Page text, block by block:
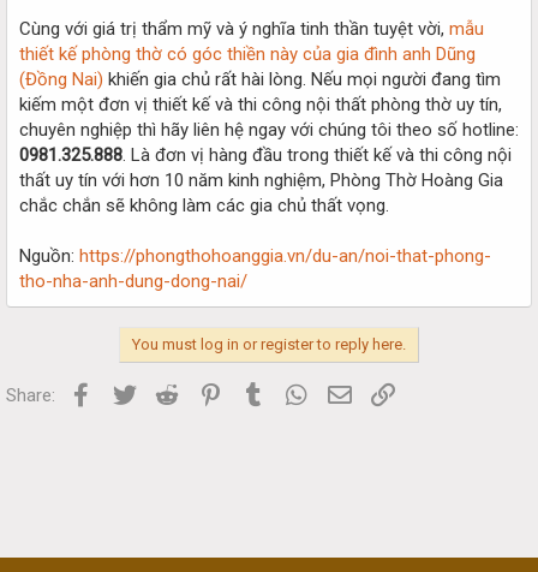
Cùng với giá trị thẩm mỹ và ý nghĩa tinh thần tuyệt vời, mẫu
thiết kế phòng thờ có góc thiền này của gia đình anh Dũng
(Đồng Nai) khiến gia chủ rất hài lòng. Nếu mọi người đang tìm
kiếm một đơn vị thiết kế và thi công nội thất phòng thờ uy tín,
chuyên nghiệp thì hãy liên hệ ngay với chúng tôi theo số hotline:
0981.325.888 . Là đơn vị hàng đầu trong thiết kế và thi công nội
thất uy tín với hơn 10 năm kinh nghiệm, Phòng Thờ Hoàng Gia
chắc chắn sẽ không làm các gia chủ thất vọng.
Nguồn: https://phongthohoanggia.vn/du-an/noi-that-phong-
tho-nha-anh-dung-dong-nai/
You must log in or register to reply here.
Share: Facebook
Twitter Reddit PinterestTumblr WhatsApp
Email